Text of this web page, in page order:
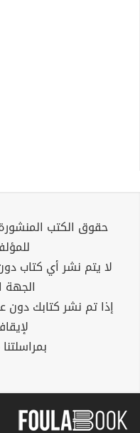
حقوق الكتب
لا يتم نشر أي كتاب
الجهة
إذا تم نشر كتابك دون